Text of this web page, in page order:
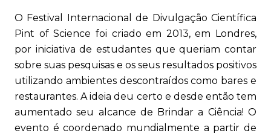
O Festival Internacional de Divulgação Científica
Pint of Science foi criado em 2013, em Londres,
por iniciativa de estudantes que queriam contar
sobre suas pesquisas e os seus resultados positivos
utilizando ambientes descontraídos como bares e
restaurantes. A ideia deu certo e desde então tem
aumentado seu alcance de Brindar a Ciência! O
evento é coordenado mundialmente a partir de